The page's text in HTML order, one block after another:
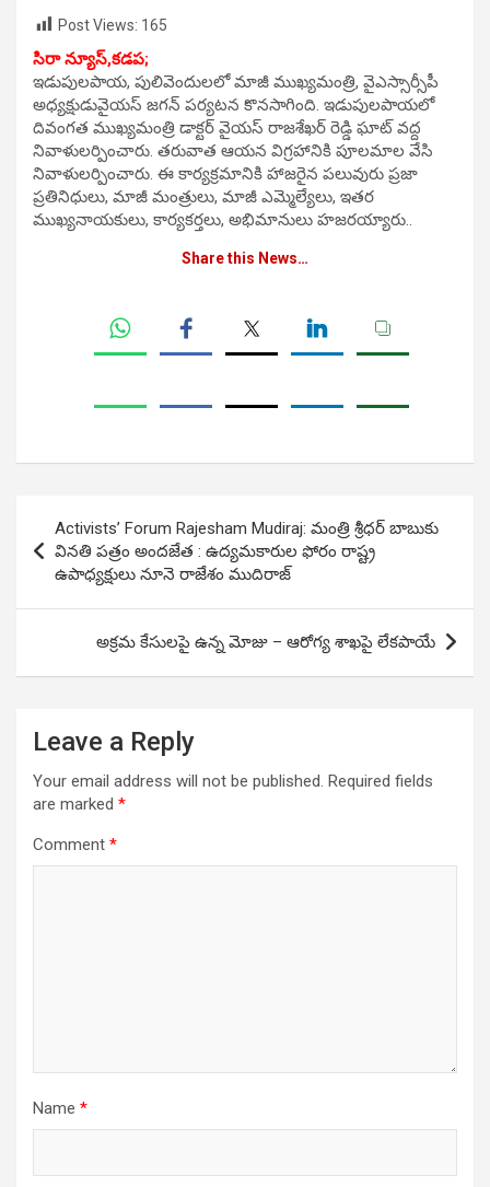
Post Views: 165
సిరా న్యూస్,కడప;
ఇడుపులపాయ, పులివెందులలో మాజీ ముఖ్యమంత్రి, వైఎస్సార్సీపీ
అధ్యక్షుడువైయస్ జగన్ పర్యటన కొనసాగింది. ఇడుపులపాయలో
దివంగత ముఖ్యమంత్రి డాక్టర్ వైయస్ రాజశేఖర్ రెడ్డి ఘాట్ వద్ద
నివాళులర్పించారు. తరువాత ఆయన విగ్రహానికి పూలమాల వేసి
నివాళులర్పించారు. ఈ కార్యక్రమానికి హాజరైన పలువురు ప్రజా
ప్రతినిధులు, మాజీ మంత్రులు, మాజీ ఎమ్మెల్యేలు, ఇతర
ముఖ్యనాయకులు, కార్యకర్తలు, అభిమానులు హజరయ్యారు..
Share this News…
navigation
Activists’ Forum Rajesham Mudiraj: మంత్రి శ్రీధర్ బాబుకు
వినతి పత్రం అందజేత : ఉద్యమకారుల ఫోరం రాష్ట్ర
ఉపాధ్యక్షులు నూనె రాజేశం ముదిరాజ్
అక్రమ కేసులపై ఉన్న మోజు – ఆరోగ్య శాఖపై లేకపాయే
Leave a Reply
Your email address will not be published. Required fields
are marked *
Comment *
Name *